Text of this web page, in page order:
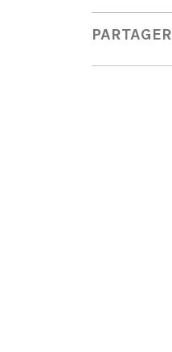
PARTAGER